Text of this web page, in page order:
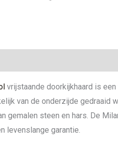
vrijstaande doorkijkhaard is
van de onderzijde gedraaid
gemalen steen en hars. De
levenslange garantie.